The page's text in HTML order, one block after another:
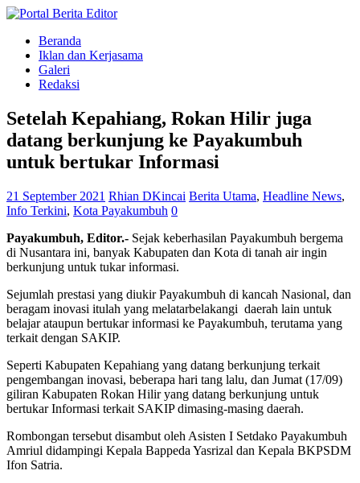
Beranda
Iklan dan Kerjasama
Galeri
Redaksi
Setelah Kepahiang, Rokan Hilir juga
datang berkunjung ke Payakumbuh
untuk bertukar Informasi
21 September 2021 Rhian DKincai Berita Utama, Headline News,
Info Terkini, Kota Payakumbuh 0
Payakumbuh, Editor.- Sejak keberhasilan Payakumbuh bergema
di Nusantara ini, banyak Kabupaten dan Kota di tanah air ingin
berkunjung untuk tukar informasi.
Sejumlah prestasi yang diukir Payakumbuh di kancah Nasional, dan
beragam inovasi itulah yang melatarbelakangi daerah lain untuk
belajar ataupun bertukar informasi ke Payakumbuh, terutama yang
terkait dengan SAKIP.
Seperti Kabupaten Kepahiang yang datang berkunjung terkait
pengembangan inovasi, beberapa hari tang lalu, dan Jumat (17/09)
giliran Kabupaten Rokan Hilir yang datang berkunjung untuk
bertukar Informasi terkait SAKIP dimasing-masing daerah.
Rombongan tersebut disambut oleh Asisten I Setdako Payakumbuh
Amriul didampingi Kepala Bappeda Yasrizal dan Kepala BKPSDM
Ifon Satria.